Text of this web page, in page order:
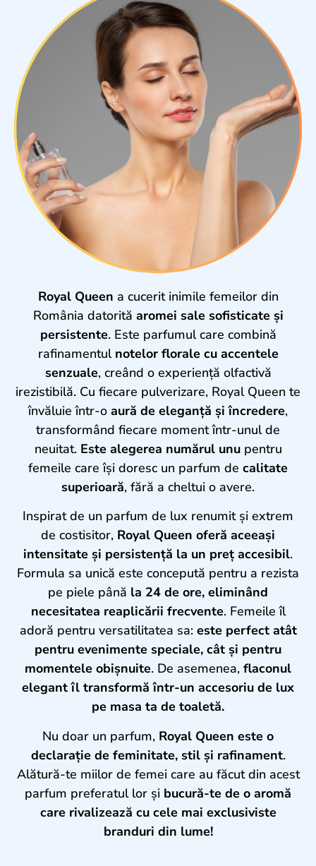
Royal Queen a cucerit inimile femeilor din
România datorită aromei sale sofisticate și
persistente. Este parfumul care combină
rafinamentul notelor florale cu accentele
senzuale, creând o experiență olfactivă
irezistibilă. Cu fiecare pulverizare, Royal Queen te
învăluie într-o aură de eleganță și încredere,
transformând fiecare moment într-unul de
neuitat. Este alegerea numărul unupentru
femeile care își doresc un parfum de calitate
superioară, fără a cheltui o avere.
Inspirat de un parfum de lux renumit și extrem
de costisitor, Royal Queen oferă aceeași
intensitate și persistență la un preț accesibil.
Formula sa unică este concepută pentru a rezista
pe piele până la 24 de ore, eliminând
necesitatea reaplicării frecvente. Femeile îl
adoră pentru versatilitatea sa: este perfect atât
pentru evenimente speciale, cât și pentru
momentele obișnuite. De asemenea, flaconul
elegant îl transformă într-un accesoriu de lux
pe masa ta de toaletă.
Nu doar un parfum, Royal Queen este o
declarație de feminitate, stil și rafinament.
Alătură-te miilor de femei care au făcut din acest
parfum preferatul lor și bucură-te de o aromă
care rivalizează cu cele mai exclusiviste
branduri din lume!